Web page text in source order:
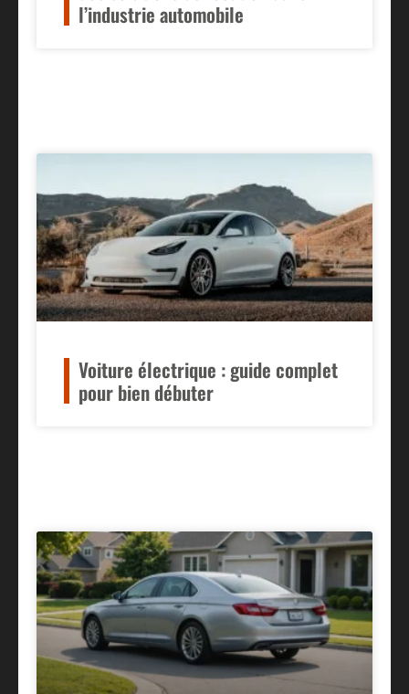
l’industrie automobile
Voiture électrique : guide complet
pour bien débuter